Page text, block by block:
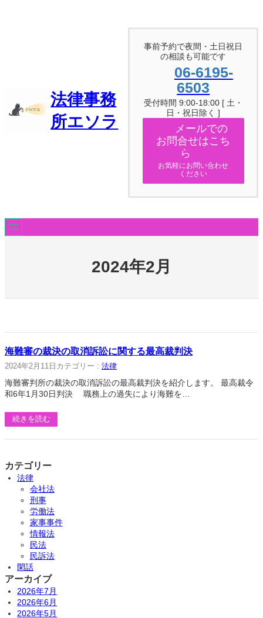
法律事務
所エソラ
事前予約で夜間・土日祝日
の相談も可能です
06-6195-
6503
受付時間 9:00-18:00 [ 土・
日・祝日除く ]
メールでの
お問合せはこち
ら
お気軽にお問い合わせ
ください
2024年2月
海難審の裁決の取消訴訟に関する最高裁判決
2024年2月11日 カテゴリー : 法律
海難審判所の裁決の取消訴訟の最高裁判決を紹介します。 最高裁令
和6年1月30日判決 職務上の過失により海難を…
続きを読む
カテゴリー
法律
会社法
刑事
労働法
家事事件
情報法
民法
民訴法
閑話
アーカイブ
2026年7月
2026年6月
2026年5月